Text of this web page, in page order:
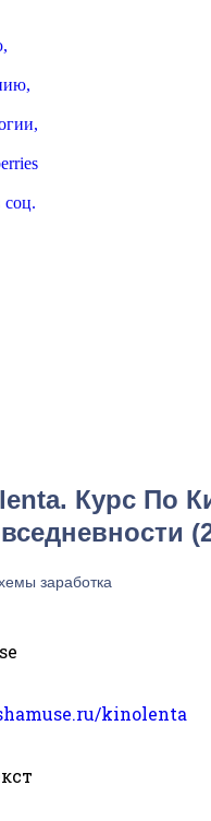
соц.
Курс По
заработка
kinolenta